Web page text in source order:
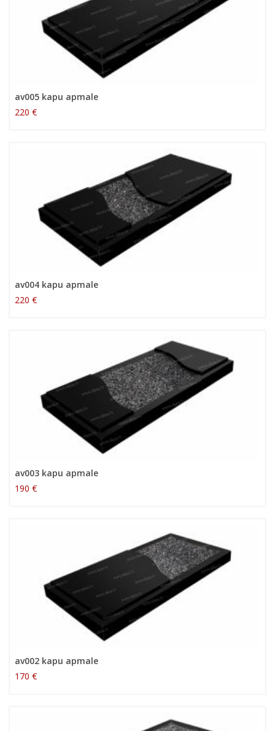
av005 kapu apmale
220 €
av004 kapu apmale
220 €
av003 kapu apmale
190 €
av002 kapu apmale
170 €